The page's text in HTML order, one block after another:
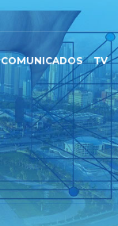
COMUNICADOS TV